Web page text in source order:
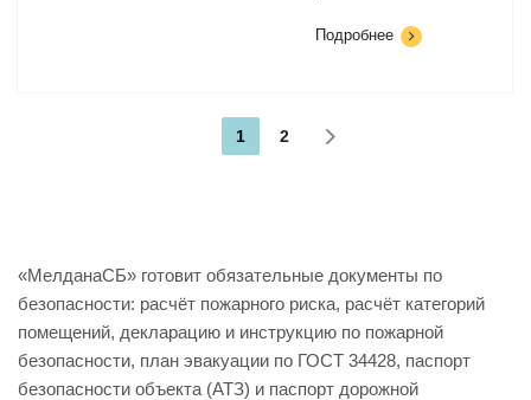
Подробнее
1 2
«МелданаСБ» готовит обязательные документы по
безопасности: расчёт пожарного риска, расчёт категорий
помещений, декларацию и инструкцию по пожарной
безопасности, план эвакуации по ГОСТ 34428, паспорт
безопасности объекта (АТЗ) и паспорт дорожной